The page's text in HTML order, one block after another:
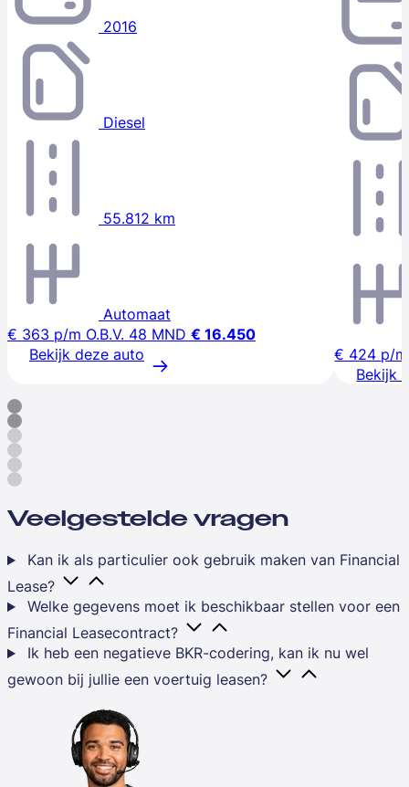
2016
Diesel
55.812 km
Automaat
€ 363 p/m O.B.V. 48 MND € 16.450
Bekijk deze auto
€ 424 p/m
Bekijk
Veelgestelde vragen
Kan ik als particulier ook gebruik maken van Financial
Lease?
Welke gegevens moet ik beschikbaar stellen voor een
Financial Leasecontract?
Ik heb een negatieve BKR-codering, kan ik nu wel
gewoon bij jullie een voertuig leasen?